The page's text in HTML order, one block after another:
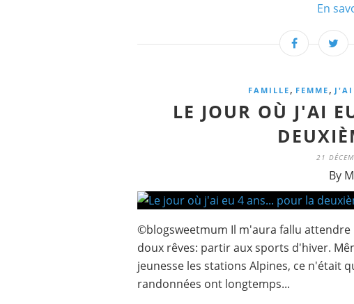
En
FAMILLE, FEMME,J'AI
LE JOUR OÙ J'AI
21
By
©blogsweetmum Il m'aura fallu attendre
doux rêves: partir aux sports d'hiver.
jeunesse les stations Alpines, ce n'était
randonnées ont longtemps...